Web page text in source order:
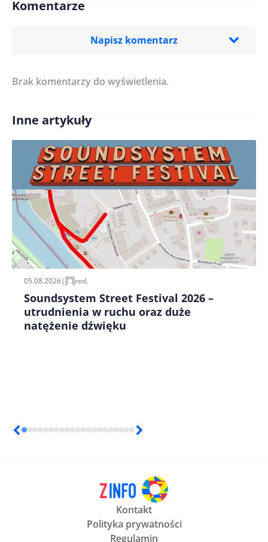
Komentarze
Napisz komentarz
Treść komentarza*
Imię/ Nick*
Zapamiętaj moje dane w tej przeglądarce podczas
pisania kolejnych komentarzy.
Brak komentarzy do wyświetlenia.
Inne artykuły
05.08.2026| red.
Soundsystem Street Festival 2026 –
utrudnienia w ruchu oraz duże
natężenie dźwięku
Kontakt
Polityka prywatności
Regulamin